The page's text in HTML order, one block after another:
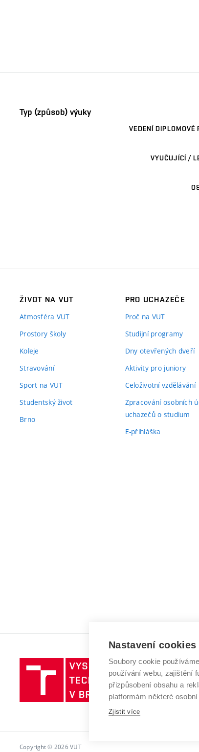
Typ (způsob) výuky
VEDENÍ DIPLOMOVÉ
VYUČUJÍCÍ /
ŽIVOT NA VUT
Atmosféra VUT
Prostory školy
Koleje
Stravování
Sport na VUT
Studentský život
Brno
PRO UCHAZEČE
Proč na VUT
Studijní programy
Dny otevřených dveří
Aktivity pro juniory
Celoživotní vzdělávání
Zpracování osobních
uchazečů o studium
E-přihláška
Vysoké
učení
technické
v
Copyright © 2026 VUT
Nastavení
Soubory cookie
používání webu, zajištění
přizpůsobení obsahu a
platformám některé
Zjistit více